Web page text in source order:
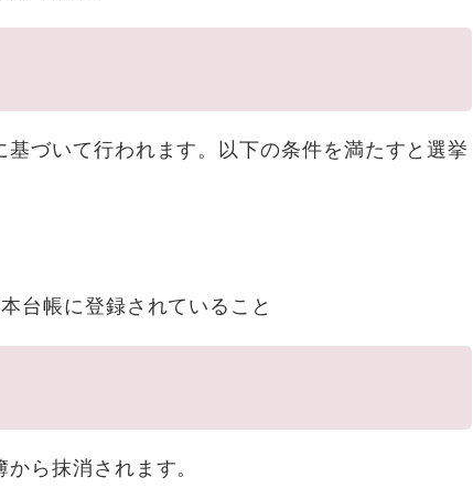
づいて行われます。以下の条件を満たすと選挙
台帳に登録されていること
ら抹消されます。